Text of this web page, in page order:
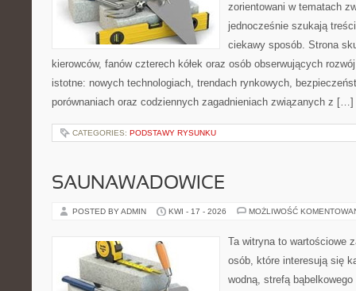
zorientowani w tematach
jednocześnie szukają
ciekawy sposób. Strona
kierowców, fanów czterech kółek oraz osób obserwujących
istotne: nowych technologiach, trendach rynkowych,
porównaniach oraz codziennych zagadnieniach związanych z […]
CATEGORIES: PODSTAWY RYSUNKU
SAUNAWADOWICE
POSTED BY ADMIN KWI - 17 - 2026 MOŻLIWOŚĆ
Ta witryna to wartościowe
osób, które interesują się
wodną, strefą